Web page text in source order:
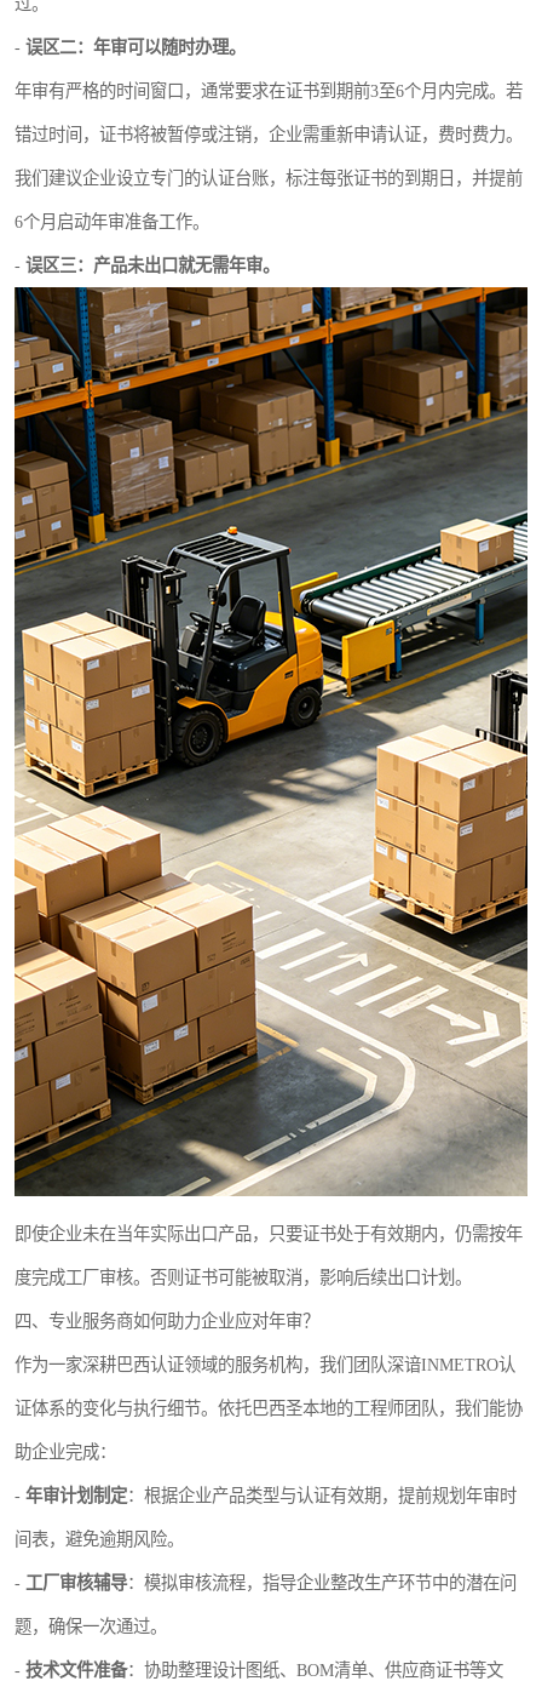
- 误区二：年审可以随时办理。
年审有严格的时间窗口，通常要求在证书到期前3至6个月内完成。若
错过时间，证书将被暂停或注销，企业需重新申请认证，费时费力。
我们建议企业设立专门的认证台账，标注每张证书的到期日，并提前
6个月启动年审准备工作。
- 误区三：产品未出口就无需年审。
即使企业未在当年实际出口产品，只要证书处于有效期内，仍需按年
度完成工厂审核。否则证书可能被取消，影响后续出口计划。
四、专业服务商如何助力企业应对年审？
作为一家深耕巴西认证领域的服务机构，我们团队深谙INMETRO认
证体系的变化与执行细节。依托巴西圣本地的工程师团队，我们能协
助企业完成：
- 年审计划制定：根据企业产品类型与认证有效期，提前规划年审时
间表，避免逾期风险。
- 工厂审核辅导：模拟审核流程，指导企业整改生产环节中的潜在问
题，确保一次通过。
- 技术文件准备：协助整理设计图纸、BOM清单、供应商证书等文